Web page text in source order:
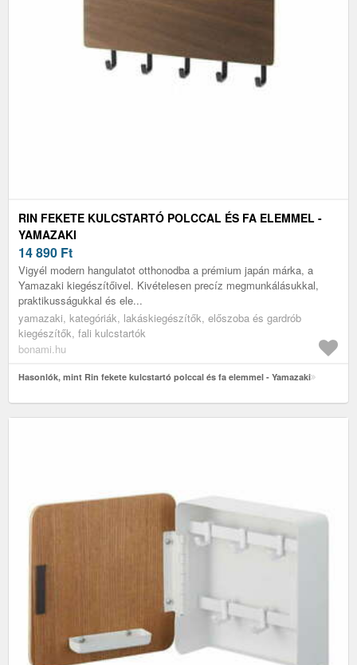
RIN FEKETE KULCSTARTÓ POLCCAL ÉS FA ELEMMEL -
YAMAZAKI
14 890 Ft
Vigyél modern hangulatot otthonodba a prémium japán márka, a
Yamazaki kiegészítőivel. Kivételesen precíz megmunkálásukkal,
praktikusságukkal és ele...
yamazaki, kategóriák, lakáskiegészítők, előszoba és gardrób
kiegészítők, fali kulcstartók
bonami.hu
Hasonlók, mint Rin fekete kulcstartó polccal és fa elemmel - Yamazaki